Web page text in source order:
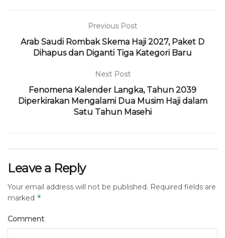
Previous Post
Arab Saudi Rombak Skema Haji 2027, Paket D
Dihapus dan Diganti Tiga Kategori Baru
Next Post
Fenomena Kalender Langka, Tahun 2039
Diperkirakan Mengalami Dua Musim Haji dalam
Satu Tahun Masehi
Leave a Reply
Your email address will not be published. Required fields are
marked *
Comment